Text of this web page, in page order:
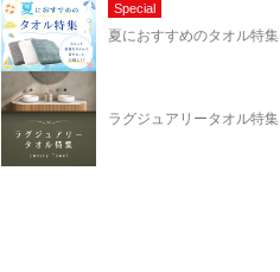
Special
夏におすすめのタオル特集
ラグジュアリータオル特集